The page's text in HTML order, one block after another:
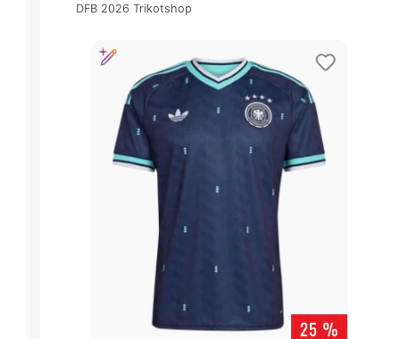
DFB 2026 Trikotshop